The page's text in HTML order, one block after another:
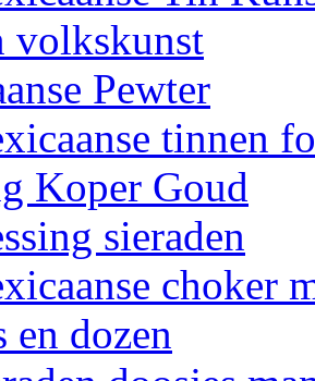
volkskunst
Pewter
tinnen
Koper Goud
sieraden
choker
en dozen